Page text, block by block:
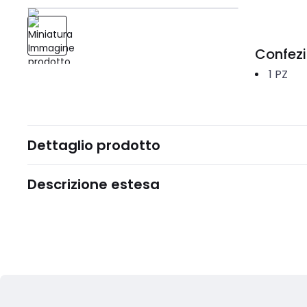
1 PZ
Dettaglio prodotto
Descrizione estesa